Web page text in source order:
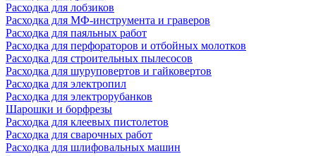
Расходка для лобзиков
Расходка для МФ-инструмента и граверов
Расходка для паяльных работ
Расходка для перфораторов и отбойных молотков
Расходка для строительных пылесоcов
Расходка для шуруповертов и гайковертов
Расходка для электропил
Расходка для электрорубанков
Шарошки и борфрезы
Расходка для клеевых пистолетов
Расходка для сварочных работ
Расходка для шлифовальных машин